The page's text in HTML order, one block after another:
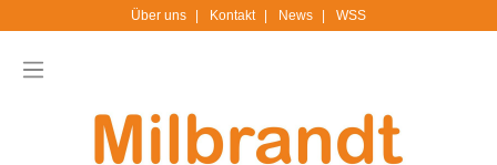
Über uns Kontakt News WSS